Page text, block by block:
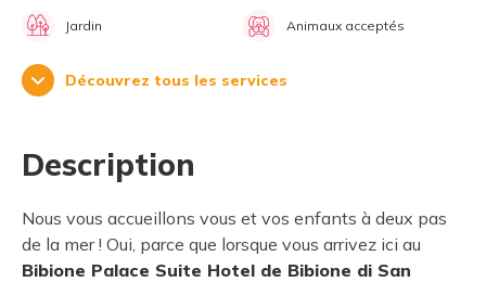
Jardin Animaux acceptés
Découvrez tous les services
Description
Nous vous accueillons vous et vos enfants à deux pas
de la mer ! Oui, parce que lorsque vous arrivez ici au
Bibione Palace Suite Hotel de Bibione di San